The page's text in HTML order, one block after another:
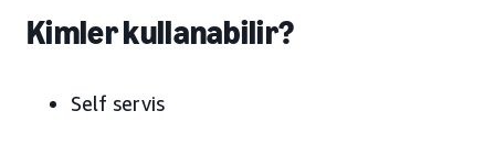
Kimler kullanabilir?
Self servis